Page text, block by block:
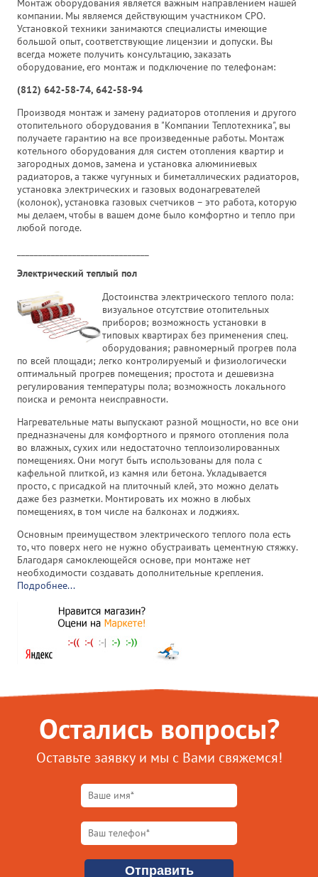
компании. Мы являемся действующим участником СРО.
Установкой техники занимаются специалисты имеющие
большой опыт, соответствующие лицензии и допуски. Вы
всегда можете получить консультацию, заказать
оборудование, его монтаж и подключение по телефонам:
(812) 642-58-74, 642-58-94
Производя монтаж и замену радиаторов отопления и другого
отопительного оборудования в "Компании Теплотехника", вы
получаете гарантию на все произведенные работы. Монтаж
котельного оборудования для систем отопления квартир и
загородных домов, замена и установка алюминиевых
радиаторов, а также чугунных и биметаллических радиаторов,
установка электрических и газовых водонагревателей
(колонок), установка газовых счетчиков – это работа, которую
мы делаем, чтобы в вашем доме было комфортно и тепло при
любой погоде.
Электрический теплый пол
Достоинства электрического теплого пола:
визуальное отсутствие отопительных
приборов; возможность установки в
типовых квартирах без применения спец.
оборудования; равномерный прогрев пола
по всей площади; легко контролируемый и физиологически
оптимальный прогрев помещения; простота и дешевизна
регулирования температуры пола; возможность локального
поиска и ремонта неисправности.
Нагревательные маты выпускают разной мощности, но все они
предназначены для комфортного и прямого отопления пола
во влажных, сухих или недостаточно теплоизолированных
помещениях. Они могут быть использованы для пола с
кафельной плиткой, из камня или бетона. Укладывается
просто, с присадкой на плиточный клей, это можно делать
даже без разметки. Монтировать их можно в любых
помещениях, в том числе на балконах и лоджиях.
Основным преимуществом электрического теплого пола есть
то, что поверх него не нужно обустраивать цементную стяжку.
Благодаря самоклеющейся основе, при монтаже нет
необходимости создавать дополнительные крепления.
Подробнее...
Остались вопросы?
Оставьте заявку и мы с Вами свяжемся!